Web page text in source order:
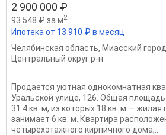
2 900 000 ₽
93 548 ₽ за м2
Ипотека от 13 910 ₽ в месяц
Челябинская область, Миасский
Центральный округ р-н
Продается уютная однокомнатная
Уральской улице, 126. Общая
31.4 кв. м, из которых 18 кв. м — жилая
занимает 6 кв. м. Квартира
четырехэтажного кирпичного дома,...